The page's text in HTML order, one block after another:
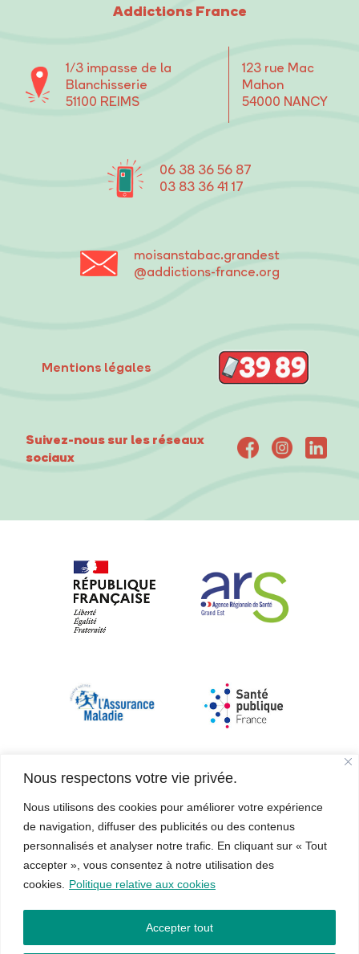
Nous respectons votre vie privée.
Nous utilisons des cookies pour améliorer votre expérience
de navigation, diffuser des publicités ou des contenus
personnalisés et analyser notre trafic. En cliquant sur « Tout
accepter », vous consentez à notre utilisation des
cookies.
Politique relative aux cookies
Accepter tout
Addictions France
1/3 impasse de la
Blanchisserie
51100 REIMS
123 rue Mac
Mahon
54000 NANCY
06 38 36 56 87
03 83 36 41 17
moisanstabac.grandest
@addictions-france.org
Mentions légales
Suivez-nous sur les réseaux
sociaux